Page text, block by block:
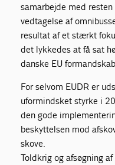
samarbejde med
vedtagelse af
resultat af et stærkt
det lykkedes at få sat
danske EU
For selvom EUDR er
uformindsket styrke i
den gode
beskyttelsen mod
skove.
Toldkrig og afsøgning